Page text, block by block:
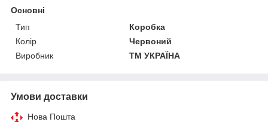
Основні
Тип
Коробка
Колір
Червоний
Виробник
ТМ УКРАЇНА
Умови доставки
Нова Пошта